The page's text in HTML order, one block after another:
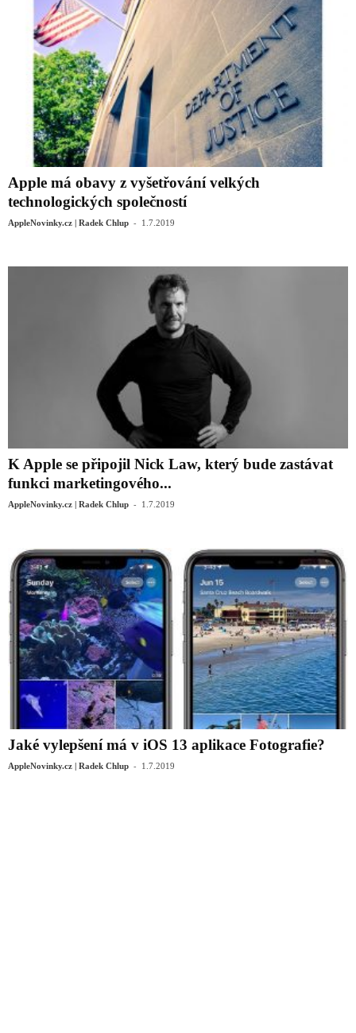
Apple má obavy z vyšetřování velkých
technologických společností
AppleNovinky.cz | Radek Chlup - 1.7.2019
K Apple se připojil Nick Law, který bude zastávat
funkci marketingového...
AppleNovinky.cz | Radek Chlup - 1.7.2019
Jaké vylepšení má v iOS 13 aplikace Fotografie?
AppleNovinky.cz | Radek Chlup - 1.7.2019